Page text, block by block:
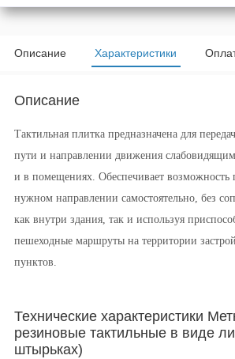
Описание Характеристики
Описание
Тактильная плитка предназначена для
пути и направлении движения
и в помещениях. Обеспечивает возможность
нужном направлении самостоятельно, без
как внутри здания, так и используя
пешеходные маршруты на территории
пунктов.
Технические характеристики
резиновые тактильные в виде
штырьках)